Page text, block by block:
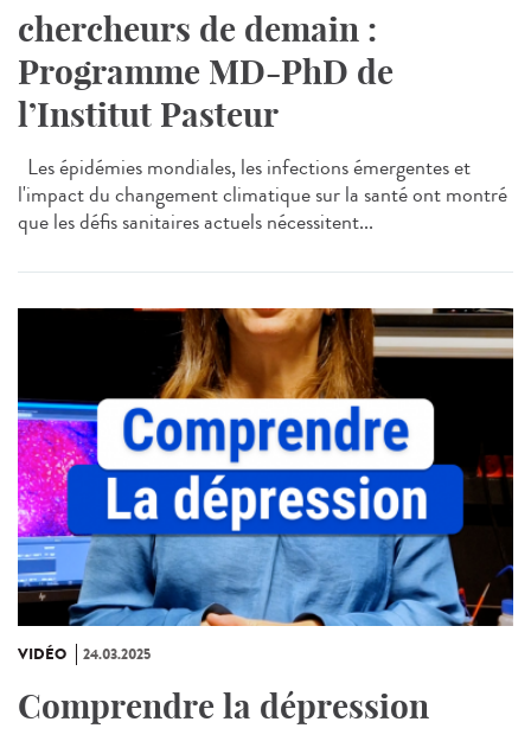
chercheurs de demain :
Programme MD-PhD de
l’Institut Pasteur
Les épidémies mondiales, les infections émergentes et
l'impact du changement climatique sur la santé ont montré
que les défis sanitaires actuels nécessitent...
VIDÉO 24.03.2025
Comprendre la dépression